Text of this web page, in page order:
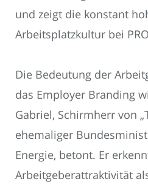
und zeigt die konstant
Arbeitsplatzkultur bei
Die Bedeutung der
das Employer Branding
Gabriel, Schirmherr von
ehemaliger
Energie, betont. Er
Arbeitgeberattraktivität